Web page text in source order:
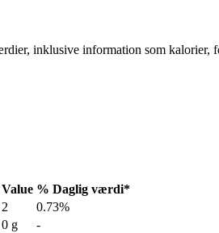
inklusive information som kalorier,
Value % Daglig værdi*
2
0.73%
0 g
-